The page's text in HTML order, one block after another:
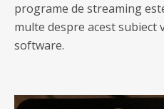
programe de streaming
multe despre acest subiect
software.